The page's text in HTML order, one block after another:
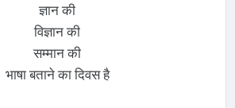
ज्ञान की
विज्ञान की
सम्मान की
भाषा बताने का दिवस है